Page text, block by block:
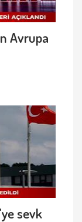
Avrupa
sevk